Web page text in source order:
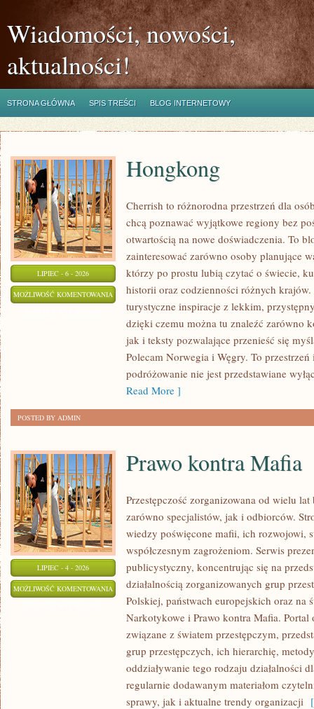
Wiadomości, nowości,
aktualności!
STRONA GŁÓWNA SPIS TREŚCI BLOG INTERNETOWY
LIPIEC - 6 - 2026
MOŻLIWOŚĆ KOMENTOWANIA HONGKONG
Hongkong
Cherrish to różnorodna przestrzeń dla
chcą poznawać wyjątkowe regiony bez
otwartością na nowe doświadczenia. To
zainteresować zarówno osoby planujące
którzy po prostu lubią czytać o świecie,
historii oraz codzienności różnych krajów.
turystyczne inspiracje z lekkim,
dzięki czemu można tu znaleźć zarówno
jak i teksty pozwalające przenieść się
Polecam Norwegia i Węgry. To
podróżowanie nie jest przedstawiane
Read More ]
POSTED BY ADMIN
LIPIEC - 4 - 2026
MOŻLIWOŚĆ KOMENTOWANIA PRAWO
KONTRA
MAFIA
Prawo kontra Mafia
Przestępczość zorganizowana od wielu
zarówno specjalistów, jak i odbiorców.
wiedzy poświęcone mafii, ich rozwojowi,
współczesnym zagrożeniom. Serwis
publicystyczny, koncentrując się na
działalnością zorganizowanych grup
Polskiej, państwach europejskich oraz na
Narkotykowe i Prawo kontra Mafia.
związane z światem przestępczym,
grup przestępczych, ich hierarchię,
oddziaływanie tego rodzaju działalności
regularnie dodawanym materiałom
sprawy, jak i aktualne trendy organizacji